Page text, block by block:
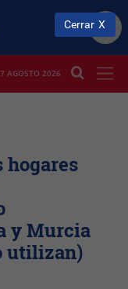
AGOSTO 2026
hogares
y Murcia
utilizan)
Cerrar